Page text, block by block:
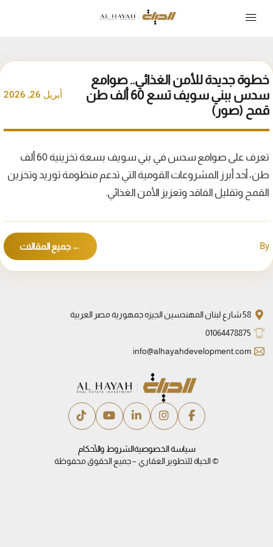
خطوة جديدة للأمن الغذائي.. صوامع
سدس ببني سويف تسع 60 ألف طن
قمح (صور)
أبريل 26, 2026
تعرف على صوامع سدس في بني سويف بسعة تخزينية 60 ألف
طن، أحد أبرز المشروعات القومية التي تدعم منظومة توريد وتخزين
القمح وتقليل الفاقد وتعزيز الأمن الغذائي.
By ← جميع المقالات
58 شارع لبنان المهندسين الجيزه جمهورية مصر العربية
01064478875
info@alhayahdevelopment.com
سياسة الخصوصيةالشروط والأحكام
© الحياة للتطوير العقاري – جميع الحقوق محفوظة